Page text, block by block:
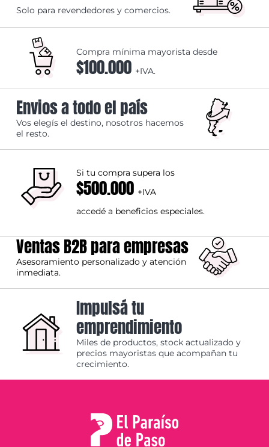
Solo para revendedores y comercios.
Compra mínima mayorista desde
$100.000 +IVA.
Envios a todo el país
Vos elegís el destino, nosotros hacemos
el resto.
Si tu compra supera los
$500.000 +IVA
accedé a beneficios especiales.
Ventas B2B para empresas
Asesoramiento personalizado y atención
inmediata.
Impulsá tu
emprendimiento
Miles de productos, stock actualizado y
precios mayoristas que acompañan tu
crecimiento.